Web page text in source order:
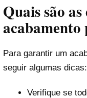
Quais são
acabamento
Para garantir um
seguir algumas dicas:
Verifique se